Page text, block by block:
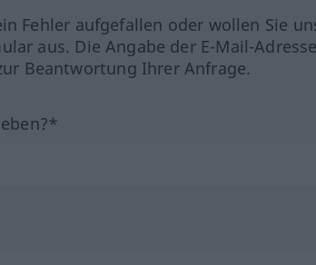
Fehler aufgefallen oder wollen Sie
aus. Die Angabe der E-Mail-
Beantwortung Ihrer Anfrage.